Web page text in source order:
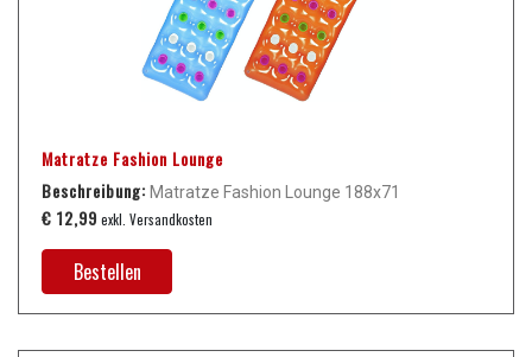
Matratze Fashion Lounge
Beschreibung: Matratze Fashion Lounge 188x71
€ 12,99 exkl. Versandkosten
Bestellen